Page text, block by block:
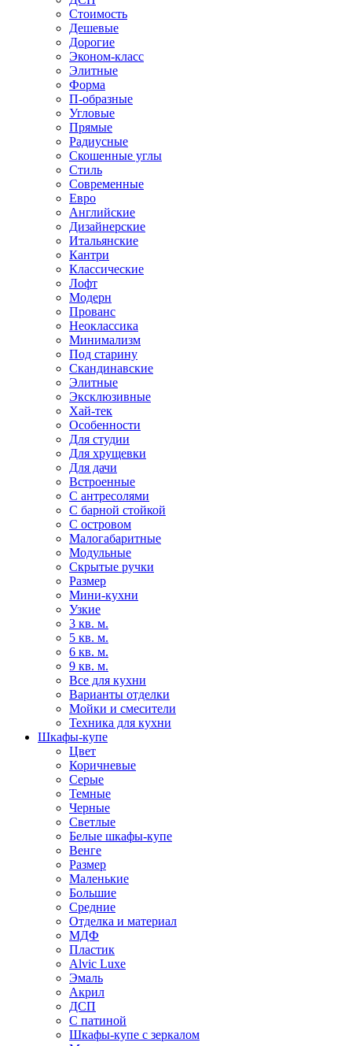
Стоимость
Дешевые
Дорогие
Эконом-класс
Элитные
Форма
П-образные
Угловые
Прямые
Радиусные
Скошенные углы
Стиль
Современные
Евро
Английские
Дизайнерские
Итальянские
Кантри
Классические
Лофт
Модерн
Прованс
Неоклассика
Минимализм
Под старину
Скандинавские
Элитные
Эксклюзивные
Хай-тек
Особенности
Для студии
Для хрущевки
Для дачи
Встроенные
С антресолями
С барной стойкой
С островом
Малогабаритные
Модульные
Скрытые ручки
Размер
Мини-кухни
Узкие
3 кв. м.
5 кв. м.
6 кв. м.
9 кв. м.
Все для кухни
Варианты отделки
Мойки и смесители
Техника для кухни
Шкафы-купе
Цвет
Коричневые
Серые
Темные
Черные
Светлые
Белые шкафы-купе
Венге
Размер
Маленькие
Большие
Средние
Отделка и материал
МДФ
Пластик
Alvic Luxe
Эмаль
Акрил
ДСП
С патиной
Шкафы-купе с зеркалом